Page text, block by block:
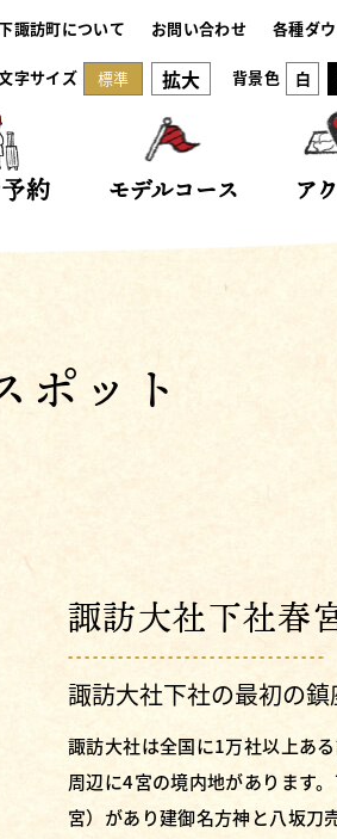
諏訪町について お問い合わせ 各種ダ
字サイズ 標準 拡大 背景色 白
約 モデルコース ア
ポット
諏訪大社下社春
諏訪大社下社の最初の鎮
諏訪大社は全国に1万社以上あ
周辺に4宮の境内地があります
宮）があり建御名方神と八坂刀